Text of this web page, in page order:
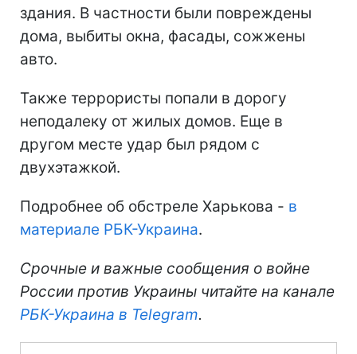
здания. В частности были повреждены
дома, выбиты окна, фасады, сожжены
авто.
Также террористы попали в дорогу
неподалеку от жилых домов. Еще в
другом месте удар был рядом с
двухэтажкой.
Подробнее об обстреле Харькова - в
материале РБК-Украина.
Срочные и важные сообщения о войне
России против Украины читайте на канале
РБК-Украина в Telegram.